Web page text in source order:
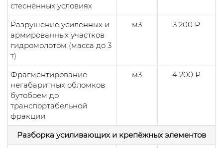
стеснённых условиях
Разрушение усиленных и
армированных участков
гидромолотом (масса до 3
т)
м3 3 200 ₽
Фрагментирование
негабаритных обломков
бутобоем до
транспортабельной
фракции
м3 4 200 ₽
Разборка усиливающих и крепёжных элементов